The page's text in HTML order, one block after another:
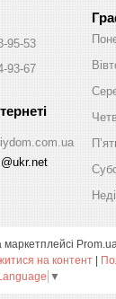
95-53
93-67
Prom.ua
на контент |
▼